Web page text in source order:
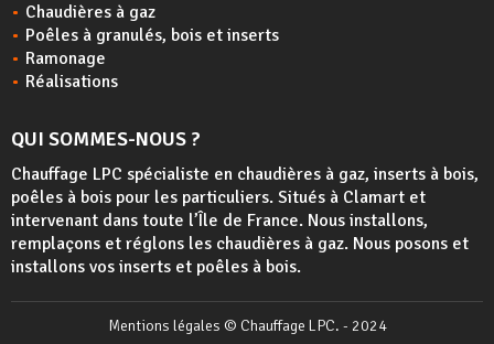
Chaudières à gaz
Poêles à granulés, bois et inserts
Ramonage
Réalisations
QUI SOMMES-NOUS ?
Chauffage LPC spécialiste en chaudières à gaz, inserts à bois,
poêles à bois pour les particuliers. Situés à Clamart et
intervenant dans toute l’Île de France. Nous installons,
remplaçons et réglons les chaudières à gaz. Nous posons et
installons vos inserts et poêles à bois.
Mentions légales © Chauffage LPC. - 2024